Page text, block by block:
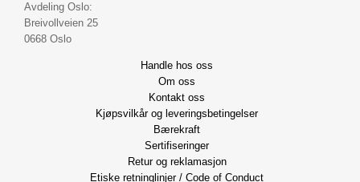
Avdeling Oslo:
Breivollveien 25
0668 Oslo
Handle hos oss
Om oss
Kontakt oss
Kjøpsvilkår og leveringsbetingelser
Bærekraft
Sertifiseringer
Retur og reklamasjon
Etiske retninglinjer / Code of Conduct